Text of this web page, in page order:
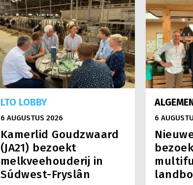
LTO LOBBY
6 AUGUSTUS 2026
Kamerlid Goudzwaard
(JA21) bezoekt
melkveehouderij in
Súdwest-Fryslân
6